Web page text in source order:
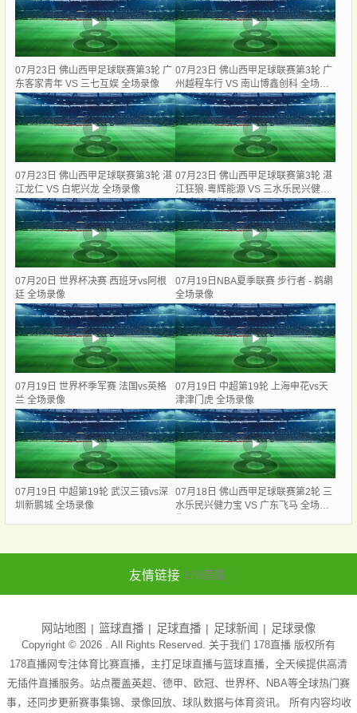
07月23日 佛山西甲足球联赛第3轮 广
东客家青年 VS 三七互娱 全场录像
07月23日 佛山西甲足球联赛第3轮 广
州越程车行 VS 南山博鑫创科 全场录
像
07月23日 佛山西甲足球联赛第3轮 湛
江龙仁 VS 白坭兴龙 全场录像
07月23日 佛山西甲足球联赛第3轮 湛
江狂狼·粵辉能源 VS 三水乐民兴健力
宝 全场录像
07月20日 世界杯决赛 西班牙vs阿根
廷 全场录像
07月19日NBA夏季联赛 步行者 - 鹈鹕
全场录像
07月19日 世界杯季军赛 法国vs英格
兰 全场录像
07月19日 中超第19轮 上海申花vs天
津津门虎 全场录像
07月19日 中超第19轮 武汉三镇vs深
圳新鹏城 全场录像
07月18日 佛山西甲足球联赛第2轮 三
水乐民兴健力宝 VS 广东飞马 全场录
友情链接 178直播
网站地图 篮球直播 足球直播 足球新闻 足球录像
Copyright © 2026 . All Rights Reserved. 关于我们 178直播 版权所有
178直播网专注体育比赛直播，主打足球直播与篮球直播，全天候提供高清
无插件直播服务。站点覆盖英超、德甲、欧冠、世界杯、NBA等全球热门赛
事，还同步更新赛事集锦、录像回放、球队数据与体育资讯。 所有内容均收